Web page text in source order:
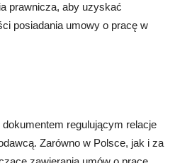
prawnicza, aby uzyskać
posiadania umowy o pracę w
regulującym relacje
Zarówno w Polsce, jak i za